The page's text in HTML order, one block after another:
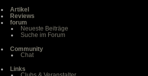
Artikel
Reviews
forum
Neueste Beiträge
Suche im Forum
Community
Chat
Links